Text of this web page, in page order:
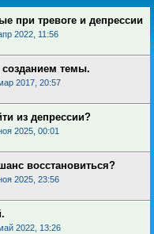
при тревоге и депрессии
2022, 11:56
темы.
2017, 20:57
из депрессии?
2025, 00:01
восстановиться?
2025, 23:56
2022, 13:26